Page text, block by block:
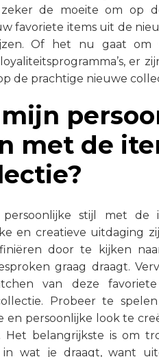
de moeite om op
favoriete items uit de
Of het nu gaat om
er
de prachtige nieuwe
met de
stijl met de
en creatieve uitdaging
door te kijken
graag draagt.
van deze
Probeer te
en persoonlijke look te
Het belangrijkste is om
wat je draagt, want